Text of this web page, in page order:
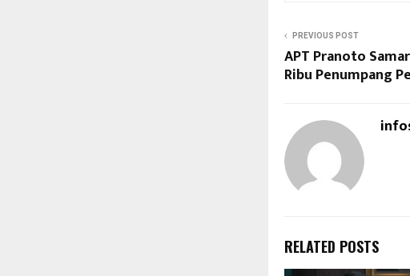
PREVIOUS POST
APT Pranoto
Ribu Penumpang
RELATED POSTS